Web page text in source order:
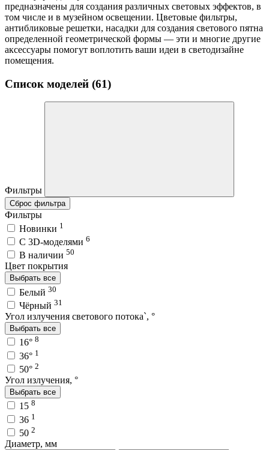
предназначены для создания различных световых эффектов, в
том числе и в музейном освещении. Цветовые фильтры,
антибликовые решетки, насадки для создания светового пятна
определенной геометрической формы — эти и многие другие
аксессуары помогут воплотить ваши идеи в светодизайне
помещения.
Список моделей (61)
Фильтры
Сброс фильтра
Фильтры
Новинки 1
C 3D-моделями 6
В наличии 50
Цвет покрытия
Выбрать все
Белый 30
Чёрный 31
Угол излучения светового потока`, °
Выбрать все
16° 8
36° 1
50° 2
Угол излучения, °
Выбрать все
15 8
36 1
50 2
Диаметр, мм